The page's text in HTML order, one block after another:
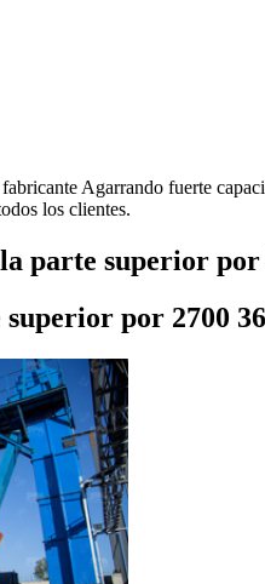
Agarrando fuerte
los clientes.
parte superior por
por 2700